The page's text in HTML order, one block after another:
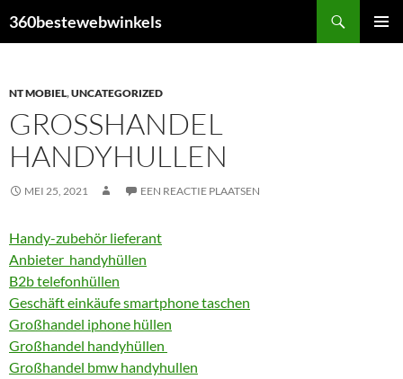
naar
360bestewebwinkels
NT MOBIEL,UNCATEGORIZED
GROSSHANDEL H
ANDYHULLEN
MEI 25, 2021 EEN REACTIE PLAATSEN
Handy-zubehör lieferant
Anbieter handyhüllen
B2b telefonhüllen
Geschäft einkäufe smartphone taschen
Großhandel iphone hüllen
Großhandel handyhüllen
Großhandel bmw handyhullen